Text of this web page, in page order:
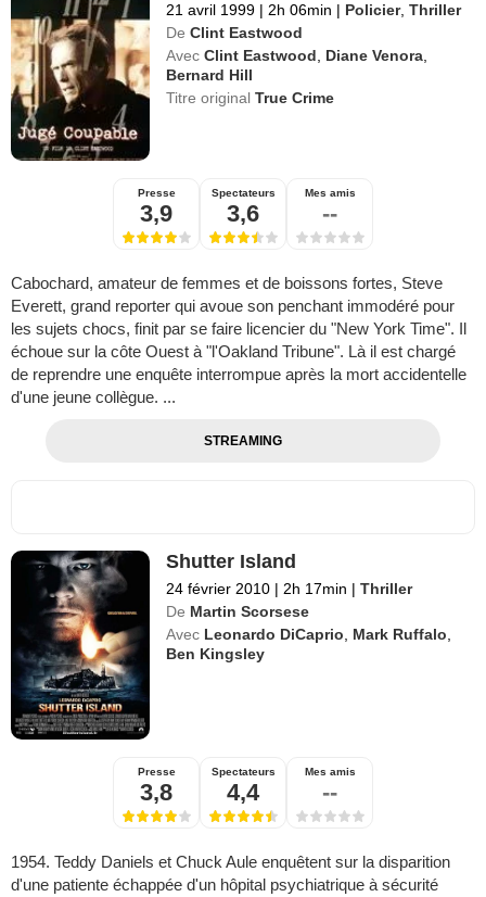
21 avril 1999 | 2h 06min | Policier,Thriller
De Clint Eastwood
Avec Clint Eastwood, Diane Venora,
Bernard Hill
Titre originalTrue Crime
Presse
3,9
Spectateurs
3,6
Mes amis
--
Cabochard, amateur de femmes et de boissons fortes, Steve
Everett, grand reporter qui avoue son penchant immodéré pour
les sujets chocs, finit par se faire licencier du "New York Time". Il
échoue sur la côte Ouest à "l'Oakland Tribune". Là il est chargé
de reprendre une enquête interrompue après la mort accidentelle
d'une jeune collègue. ...
STREAMING
Shutter Island
24 février 2010 | 2h 17min | Thriller
De Martin Scorsese
Avec Leonardo DiCaprio, Mark Ruffalo,
Ben Kingsley
Presse
3,8
Spectateurs
4,4
Mes amis
--
1954. Teddy Daniels et Chuck Aule enquêtent sur la disparition
d'une patiente échappée d'un hôpital psychiatrique à sécurité